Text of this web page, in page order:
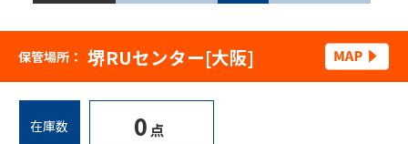
保管場所： 堺RUセンター[大阪]
在庫数 0 点